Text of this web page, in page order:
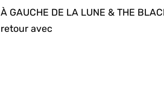
À GAUCHE DE LA LUNE & THE
retour avec